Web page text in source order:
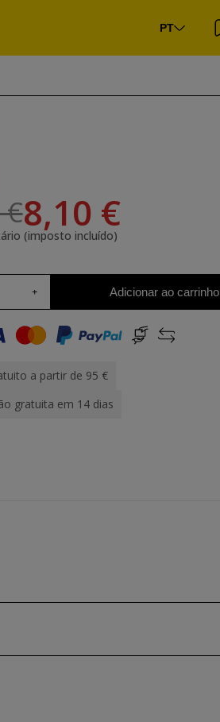
PT
€8,10 €
(imposto incluído)
Adicionar ao carrinho
a partir de 95 €
gratuita em 14 dias